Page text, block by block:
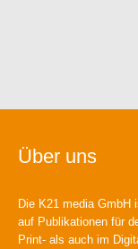
Über uns
Die K21 media GmbH
auf Publikationen für
Print- als auch im